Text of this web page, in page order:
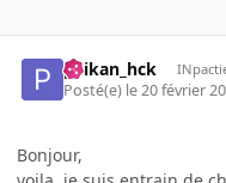
paikan_hck
Posté(e) le 20 février
Bonjour,